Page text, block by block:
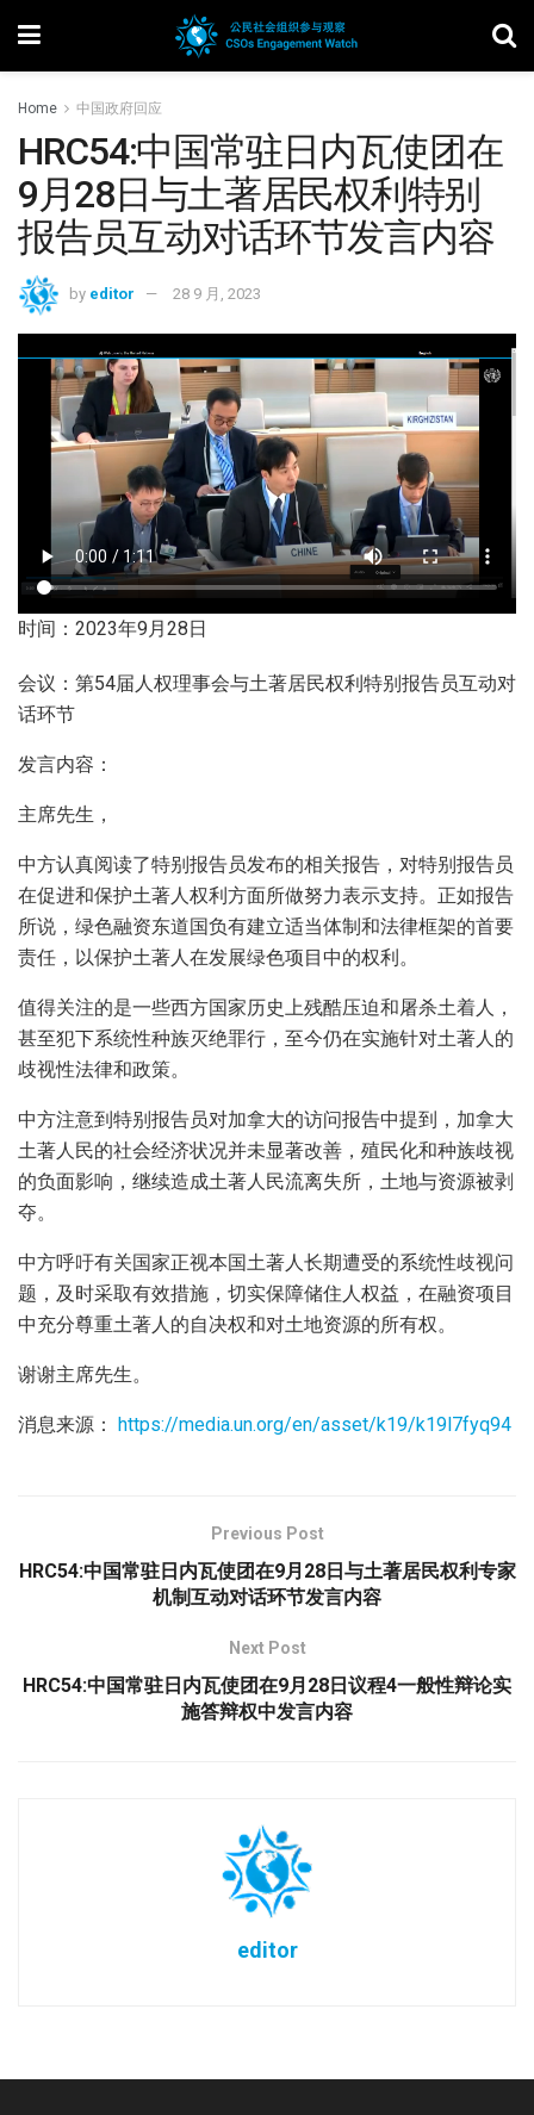
Home 中国政府回应
HRC54:中国常驻日内瓦使团在
9月28日与土著居民权利特别
报告员互动对话环节发言内容
by editor 28 9 月, 2023
时间：2023年9月28日
会议：第54届人权理事会与土著居民权利特别报告员互动对
话环节
发言内容：
主席先生，
中方认真阅读了特别报告员发布的相关报告，对特别报告员
在促进和保护土著人权利方面所做努力表示支持。正如报告
所说，绿色融资东道国负有建立适当体制和法律框架的首要
责任，以保护土著人在发展绿色项目中的权利。
值得关注的是一些西方国家历史上残酷压迫和屠杀土着人，
甚至犯下系统性种族灭绝罪行，至今仍在实施针对土著人的
歧视性法律和政策。
中方注意到特别报告员对加拿大的访问报告中提到，加拿大
土著人民的社会经济状况并未显著改善，殖民化和种族歧视
的负面影响，继续造成土著人民流离失所，土地与资源被剥
夺。
中方呼吁有关国家正视本国土著人长期遭受的系统性歧视问
题，及时采取有效措施，切实保障储住人权益，在融资项目
中充分尊重土著人的自决权和对土地资源的所有权。
谢谢主席先生。
消息来源： https://media.un.org/en/asset/k19/k19l7fyq94
Previous Post
HRC54:中国常驻日内瓦使团在9月28日与土著居民权利专家
机制互动对话环节发言内容
Next Post
HRC54:中国常驻日内瓦使团在9月28日议程4一般性辩论实
施答辩权中发言内容
editor